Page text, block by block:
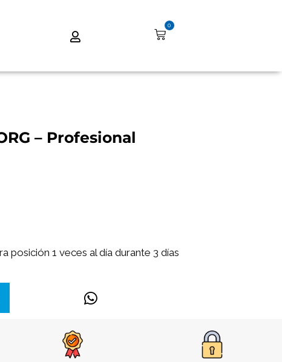
0
– Profesional
posición 1 veces al día durante 3 días